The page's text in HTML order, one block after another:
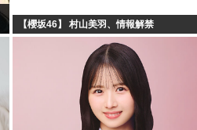
韓国、日本で韓
【櫻坂46】 村山美羽、情報解禁